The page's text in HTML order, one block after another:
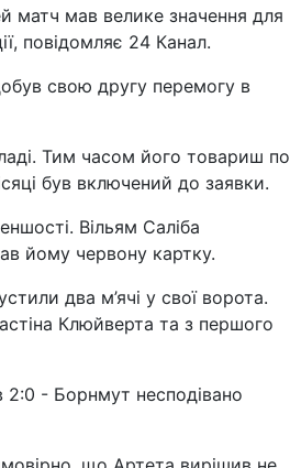
матч мав велике значення для
повідомляє 24 Канал.
свою другу перемогу в
Тим часом його товариш по
був включений до заявки.
Вільям Саліба
йому червону картку.
два м’ячі у свої ворота.
Клюйверта та з першого
2:0 - Борнмут несподівано